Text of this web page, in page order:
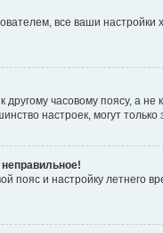
все ваши
часовому поясу, а не
настроек, могут
пояс и настройку